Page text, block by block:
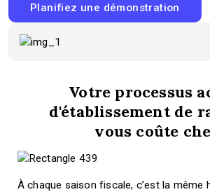
Planifiez une démonstration
Votre processus
d'établissement de
vous coûte
À chaque saison fiscale, c’est la même